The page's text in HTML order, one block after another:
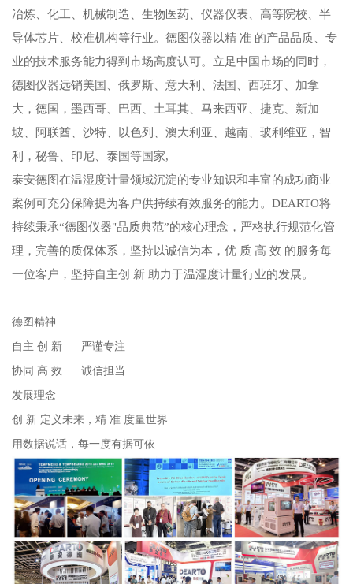
冶炼、化工、机械制造、生物医药、仪器仪表、高等院校、半
导体芯片、校准机构等行业。德图仪器以精 准 的产品品质、专
业的技术服务能力得到市场高度认可。立足中国市场的同时，
德图仪器远销美国、俄罗斯、意大利、法国、西班牙、加拿
大，德国，墨西哥、巴西、土耳其、马来西亚、捷克、新加
坡、阿联酋、沙特、以色列、澳大利亚、越南、玻利维亚，智
利，秘鲁、印尼、泰国等国家,
泰安德图在温湿度计量领域沉淀的专业知识和丰富的成功商业
案例可充分保障提为客户供持续有效服务的能力。DEARTO将
持续秉承“德图仪器"品质典范”的核心理念，严格执行规范化管
理，完善的质保体系，坚持以诚信为本，优 质 高 效 的服务每
一位客户，坚持自主创 新 助力于温湿度计量行业的发展。
德图精神
自主 创 新 严谨专注
协同 高 效 诚信担当
发展理念
创 新 定义未来，精 准 度量世界
用数据说话，每一度有据可依